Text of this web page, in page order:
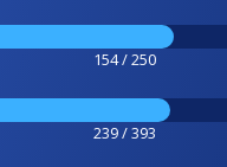
154 / 250
239 / 393